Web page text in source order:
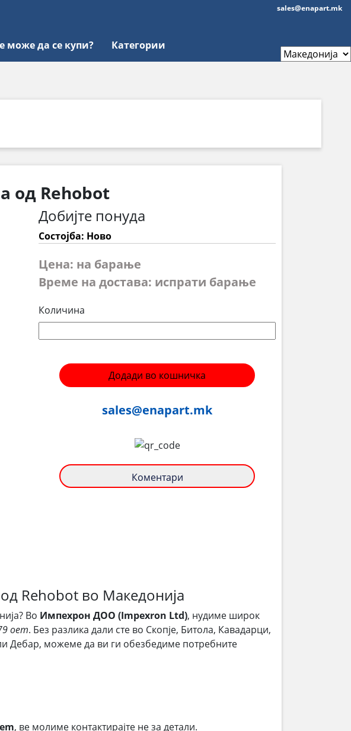
може да се купи? Категории
sales@enapart.mk
од Rehobot
Добијте понуда
Состојба: Ново
Цена: на барање
Време на достава: испрати барање
Количина
Додади во кошничка
sales@enapart.mk
Коментари
Rehobot во Македонија
Во Импехрон ДОО (Impexron Ltd), нудиме широк
oem. Без разлика дали сте во Скопје, Битола, Кавадарци,
Дебар, можеме да ви ги обезбедиме потребните
, ве молиме контактирајте не за детали.